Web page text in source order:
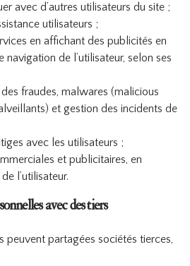
avec d’autres utilisateurs du site ;
utilisateurs ;
en affichant des publicités en
navigation de l’utilisateur, selon ses
fraudes, malwares (malicious
et gestion des incidents de
avec les utilisateurs ;
et publicitaires, en
l’utilisateur.
avec des tiers
peuvent partagées sociétés tierces,